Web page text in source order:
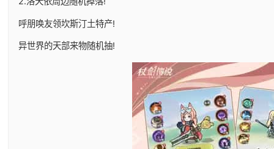
呼朋唤友领坎斯汀土特产!
异世界的天部来物随机抽!